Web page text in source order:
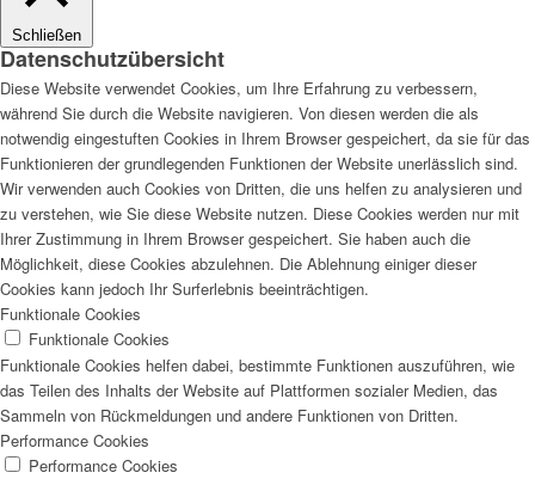
Schließen
Datenschutzübersicht
Diese Website verwendet Cookies, um Ihre Erfahrung zu verbessern,
während Sie durch die Website navigieren. Von diesen werden die als
notwendig eingestuften Cookies in Ihrem Browser gespeichert, da sie für das
Funktionieren der grundlegenden Funktionen der Website unerlässlich sind.
Wir verwenden auch Cookies von Dritten, die uns helfen zu analysieren und
zu verstehen, wie Sie diese Website nutzen. Diese Cookies werden nur mit
Ihrer Zustimmung in Ihrem Browser gespeichert. Sie haben auch die
Möglichkeit, diese Cookies abzulehnen. Die Ablehnung einiger dieser
Cookies kann jedoch Ihr Surferlebnis beeinträchtigen.
Funktionale Cookies
Funktionale Cookies
Funktionale Cookies helfen dabei, bestimmte Funktionen auszuführen, wie
das Teilen des Inhalts der Website auf Plattformen sozialer Medien, das
Sammeln von Rückmeldungen und andere Funktionen von Dritten.
Performance Cookies
Performance Cookies